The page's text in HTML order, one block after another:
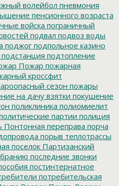
волейбол пневмония
пенсионного возраста
войска пограничный
подвал подвоз воды
поджог подпольное казино
подстанция подтопление
Пожар пожарная
кроссфит
сезон пожары
на дачу взятки покушение
поликлиника полиомиелит
партии полиция
Понтонная переправа порча
порыв теплотрассы
поселок Партизанский
последние звонки
постинтернатное
потребительская